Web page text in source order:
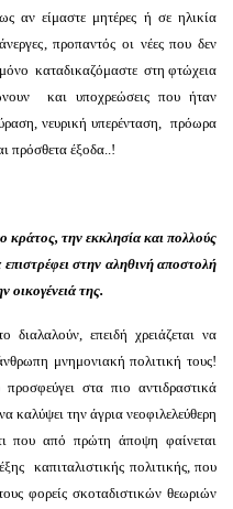
αν είμαστε μητέρες ή σε ηλικία
προπαντός οι νέες που δεν
καταδικαζόμαστε στη φτώχεια
και υποχρεώσεις που ήταν
νευρική υπερένταση, πρόωρα
πρόσθετα έξοδα..!
κράτος, την εκκλησία και πολλούς
επιστρέφει στην αληθινή αποστολή
οικογένειά της.
επειδή χρειάζεται να
μνημονιακή πολιτική τους!
στα πιο αντιδραστικά
καλύψει την άγρια νεοφιλελεύθερη
που από πρώτη άποψη φαίνεται
καπιταλιστικής πολιτικής, που
φορείς σκοταδιστικών θεωριών